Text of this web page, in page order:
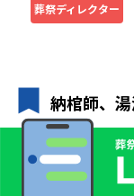
葬祭ディレクター
納棺師、